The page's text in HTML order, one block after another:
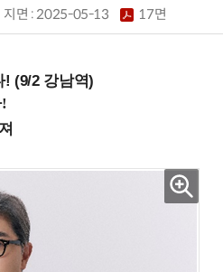
지면 :2025-05-13 17면
! (9/2 강남역)